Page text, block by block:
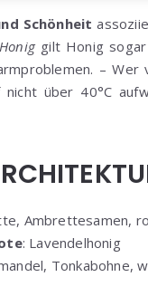
Schönheit
gilt Honig sogar
–
über 40°C
Ambrettesamen,
: Lavendelhonig
Tonkabohne,